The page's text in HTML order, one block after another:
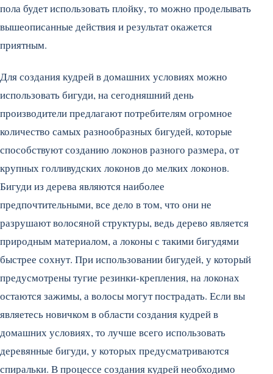
пола будет использовать плойку, то можно проделывать
вышеописанные действия и результат окажется
приятным.
Для создания кудрей в домашних условиях можно
использовать бигуди, на сегодняшний день
производители предлагают потребителям огромное
количество самых разнообразных бигудей, которые
способствуют созданию локонов разного размера, от
крупных голливудских локонов до мелких локонов.
Бигуди из дерева являются наиболее
предпочтительными, все дело в том, что они не
разрушают волосяной структуры, ведь дерево является
природным материалом, а локоны с такими бигудями
быстрее сохнут. При использовании бигудей, у который
предусмотрены тугие резинки-крепления, на локонах
остаются зажимы, а волосы могут пострадать. Если вы
являетесь новичком в области создания кудрей в
домашних условиях, то лучше всего использовать
деревянные бигуди, у которых предусматриваются
спиральки. В процессе создания кудрей необходимо